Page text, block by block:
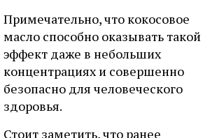
Примечательно, что кокосовое
масло способно оказывать такой
эффект даже в небольших
концентрациях и совершенно
безопасно для человеческого
здоровья.
Стоит заметить, что ранее